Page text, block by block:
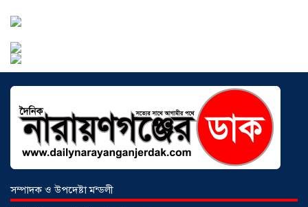
সম্পাদক ও উপদেষ্টা মন্ডলী